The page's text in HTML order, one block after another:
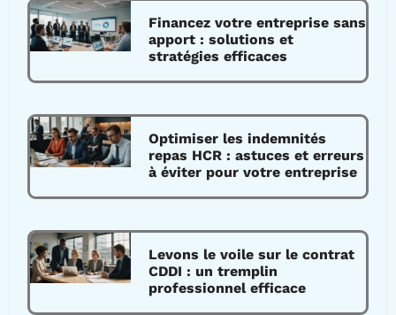
Financez votre entreprise sans
apport : solutions et
stratégies efficaces
Optimiser les indemnités
repas HCR : astuces et erreurs
à éviter pour votre entreprise
Levons le voile sur le contrat
CDDI : un tremplin
professionnel efficace